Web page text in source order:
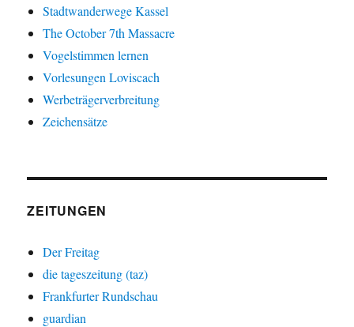
Stadtwanderwege Kassel
The October 7th Massacre
Vogelstimmen lernen
Vorlesungen Loviscach
Werbeträgerverbreitung
Zeichensätze
ZEITUNGEN
Der Freitag
die tageszeitung (taz)
Frankfurter Rundschau
guardian